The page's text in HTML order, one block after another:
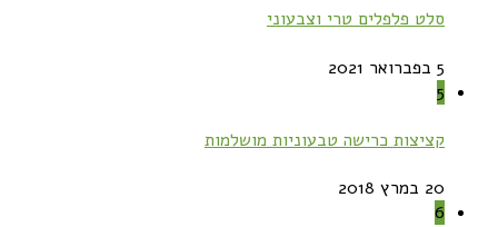
סלט פלפלים טרי וצבעוני
5 בפברואר 2021
5
קציצות כרישה טבעוניות מושלמות
20 במרץ 2018
6